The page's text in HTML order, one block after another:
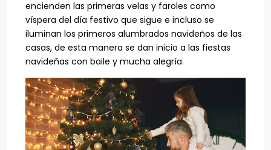
encienden las primeras velas y faroles como
víspera del día festivo que sigue e incluso se
iluminan los primeros alumbrados navideños de las
casas, de esta manera se dan inicio a las fiestas
navideñas con baile y mucha alegría.